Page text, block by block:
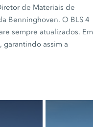
de Materiais de
Benninghoven. O BLS 4
sempre atualizados. Em
garantindo assim a